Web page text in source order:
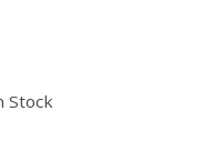
Stock